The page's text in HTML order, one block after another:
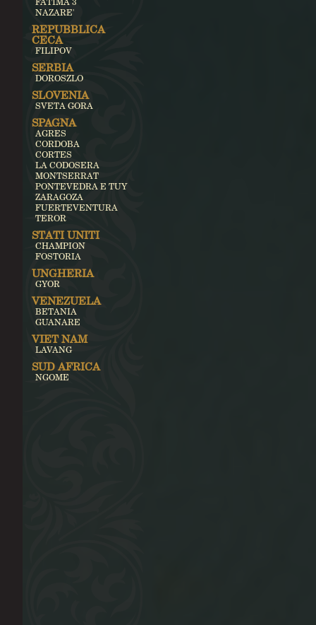
NAZARE'
REPUBBLICA
CECA
FILIPOV
SERBIA
DOROSZLO
SLOVENIA
SVETA GORA
SPAGNA
AGRES
CORDOBA
CORTES
LA CODOSERA
MONTSERRAT
PONTEVEDRA E TUY
ZARAGOZA
FUERTEVENTURA
TEROR
STATI UNITI
CHAMPION
FOSTORIA
UNGHERIA
GYOR
VENEZUELA
BETANIA
GUANARE
VIET NAM
LAVANG
SUD AFRICA
NGOME